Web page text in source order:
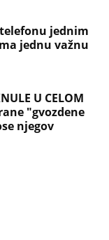
jednim
jednu važnu
U CELOM
"gvozdene
njegov